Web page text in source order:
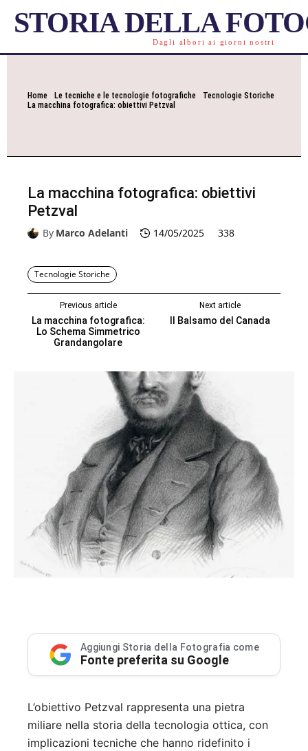
STORIA DELLA
Dagli albori ai giorni nostri
Home Le tecniche e le tecnologie fotografiche
Tecnologie Storiche
La macchina fotografica: obiettivi Petzval
La macchina fotografica: obiettivi
Petzval
By Marco Adelanti 14/05/2025 338
Tecnologie Storiche
Previous article
La macchina fotografica:
Lo Schema Simmetrico
Grandangolare
Next article
Il Balsamo del Canada
Aggiungi Storia della Fotografia come
Fonte preferita su Google
L’obiettivo Petzval rappresenta una pietra
miliare nella storia della tecnologia ottica, con
implicazioni tecniche che hanno ridefinito i